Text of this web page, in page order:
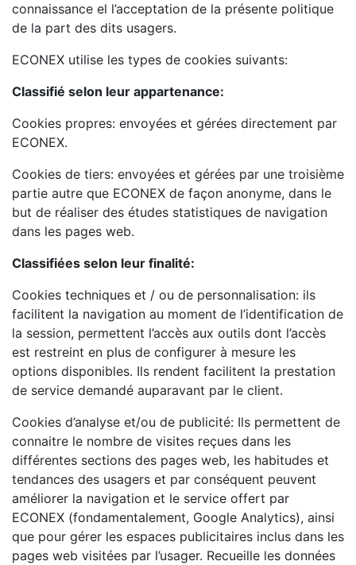
connaissance el l’acceptation de la présente politique
de la part des dits usagers.
ECONEX utilise les types de cookies suivants:
Classifié selon leur appartenance:
Cookies propres: envoyées et gérées directement par
ECONEX.
Cookies de tiers: envoyées et gérées par une troisième
partie autre que ECONEX de façon anonyme, dans le
but de réaliser des études statistiques de navigation
dans les pages web.
Classifiées selon leur finalité:
Cookies techniques et / ou de personnalisation: ils
facilitent la navigation au moment de l’identification de
la session, permettent l’accès aux outils dont l’accès
est restreint en plus de configurer à mesure les
options disponibles. Ils rendent facilitent la prestation
de service demandé auparavant par le client.
Cookies d’analyse et/ou de publicité: Ils permettent de
connaitre le nombre de visites reçues dans les
différentes sections des pages web, les habitudes et
tendances des usagers et par conséquent peuvent
améliorer la navigation et le service offert par
ECONEX (fondamentalement, Google Analytics), ainsi
que pour gérer les espaces publicitaires inclus dans les
pages web visitées par l’usager. Recueille les données